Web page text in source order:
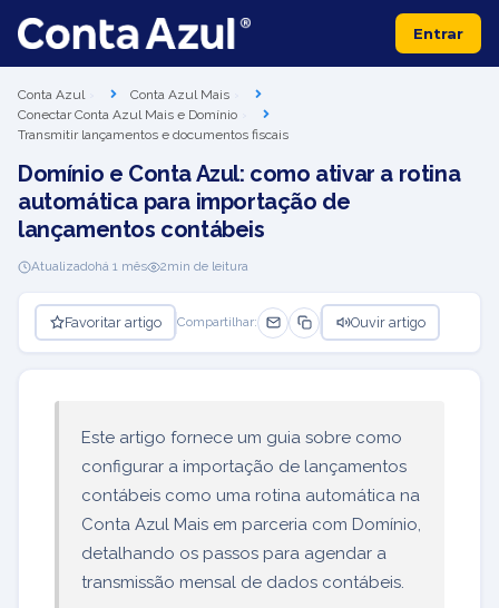
Entrar
Conta Azul
Conta Azul Mais
Conectar Conta Azul Mais e Domínio
Transmitir lançamentos e documentos fiscais
Domínio e Conta Azul: como ativar a rotina
automática para importação de
lançamentos contábeis
Atualizadohá 1 mês 2min de leitura
Favoritar artigo Compartilhar: Ouvir artigo
Este artigo fornece um guia sobre como
configurar a importação de lançamentos
contábeis como uma rotina automática na
Conta Azul Mais em parceria com Domínio,
detalhando os passos para agendar a
transmissão mensal de dados contábeis.